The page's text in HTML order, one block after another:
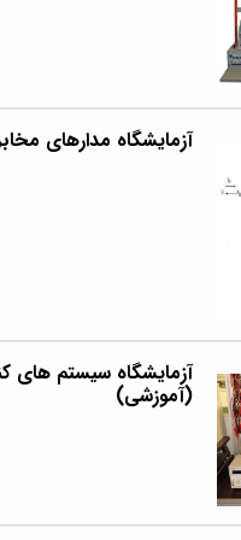
آزمایشگاه مدارهای
آزمایشگاه سیستم های
(آموزشی)